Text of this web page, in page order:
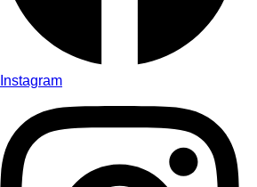
Instagram